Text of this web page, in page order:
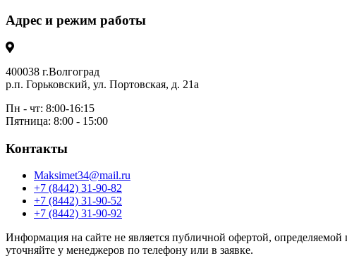
Адрес и режим работы
400038 г.Волгоград
р.п. Горьковский, ул. Портовская, д. 21а
Пн - чт: 8:00-16:15
Пятница: 8:00 - 15:00
Контакты
Maksimet34@mail.ru
+7 (8442) 31-90-82
+7 (8442) 31-90-52
+7 (8442) 31-90-92
Информация на сайте не является публичной офертой,
уточняйте у менеджеров по телефону или в заявке.